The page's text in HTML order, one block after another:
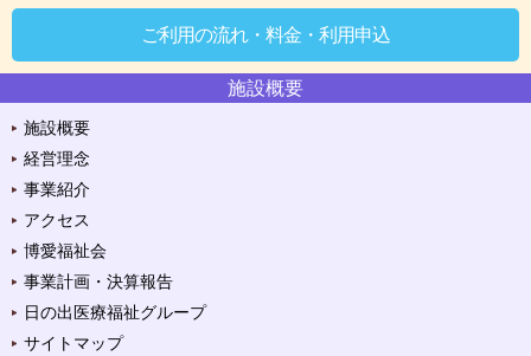
ご利用の流れ・料金・利用申込
施設概要
施設概要
経営理念
事業紹介
アクセス
博愛福祉会
事業計画・決算報告
日の出医療福祉グループ
サイトマップ